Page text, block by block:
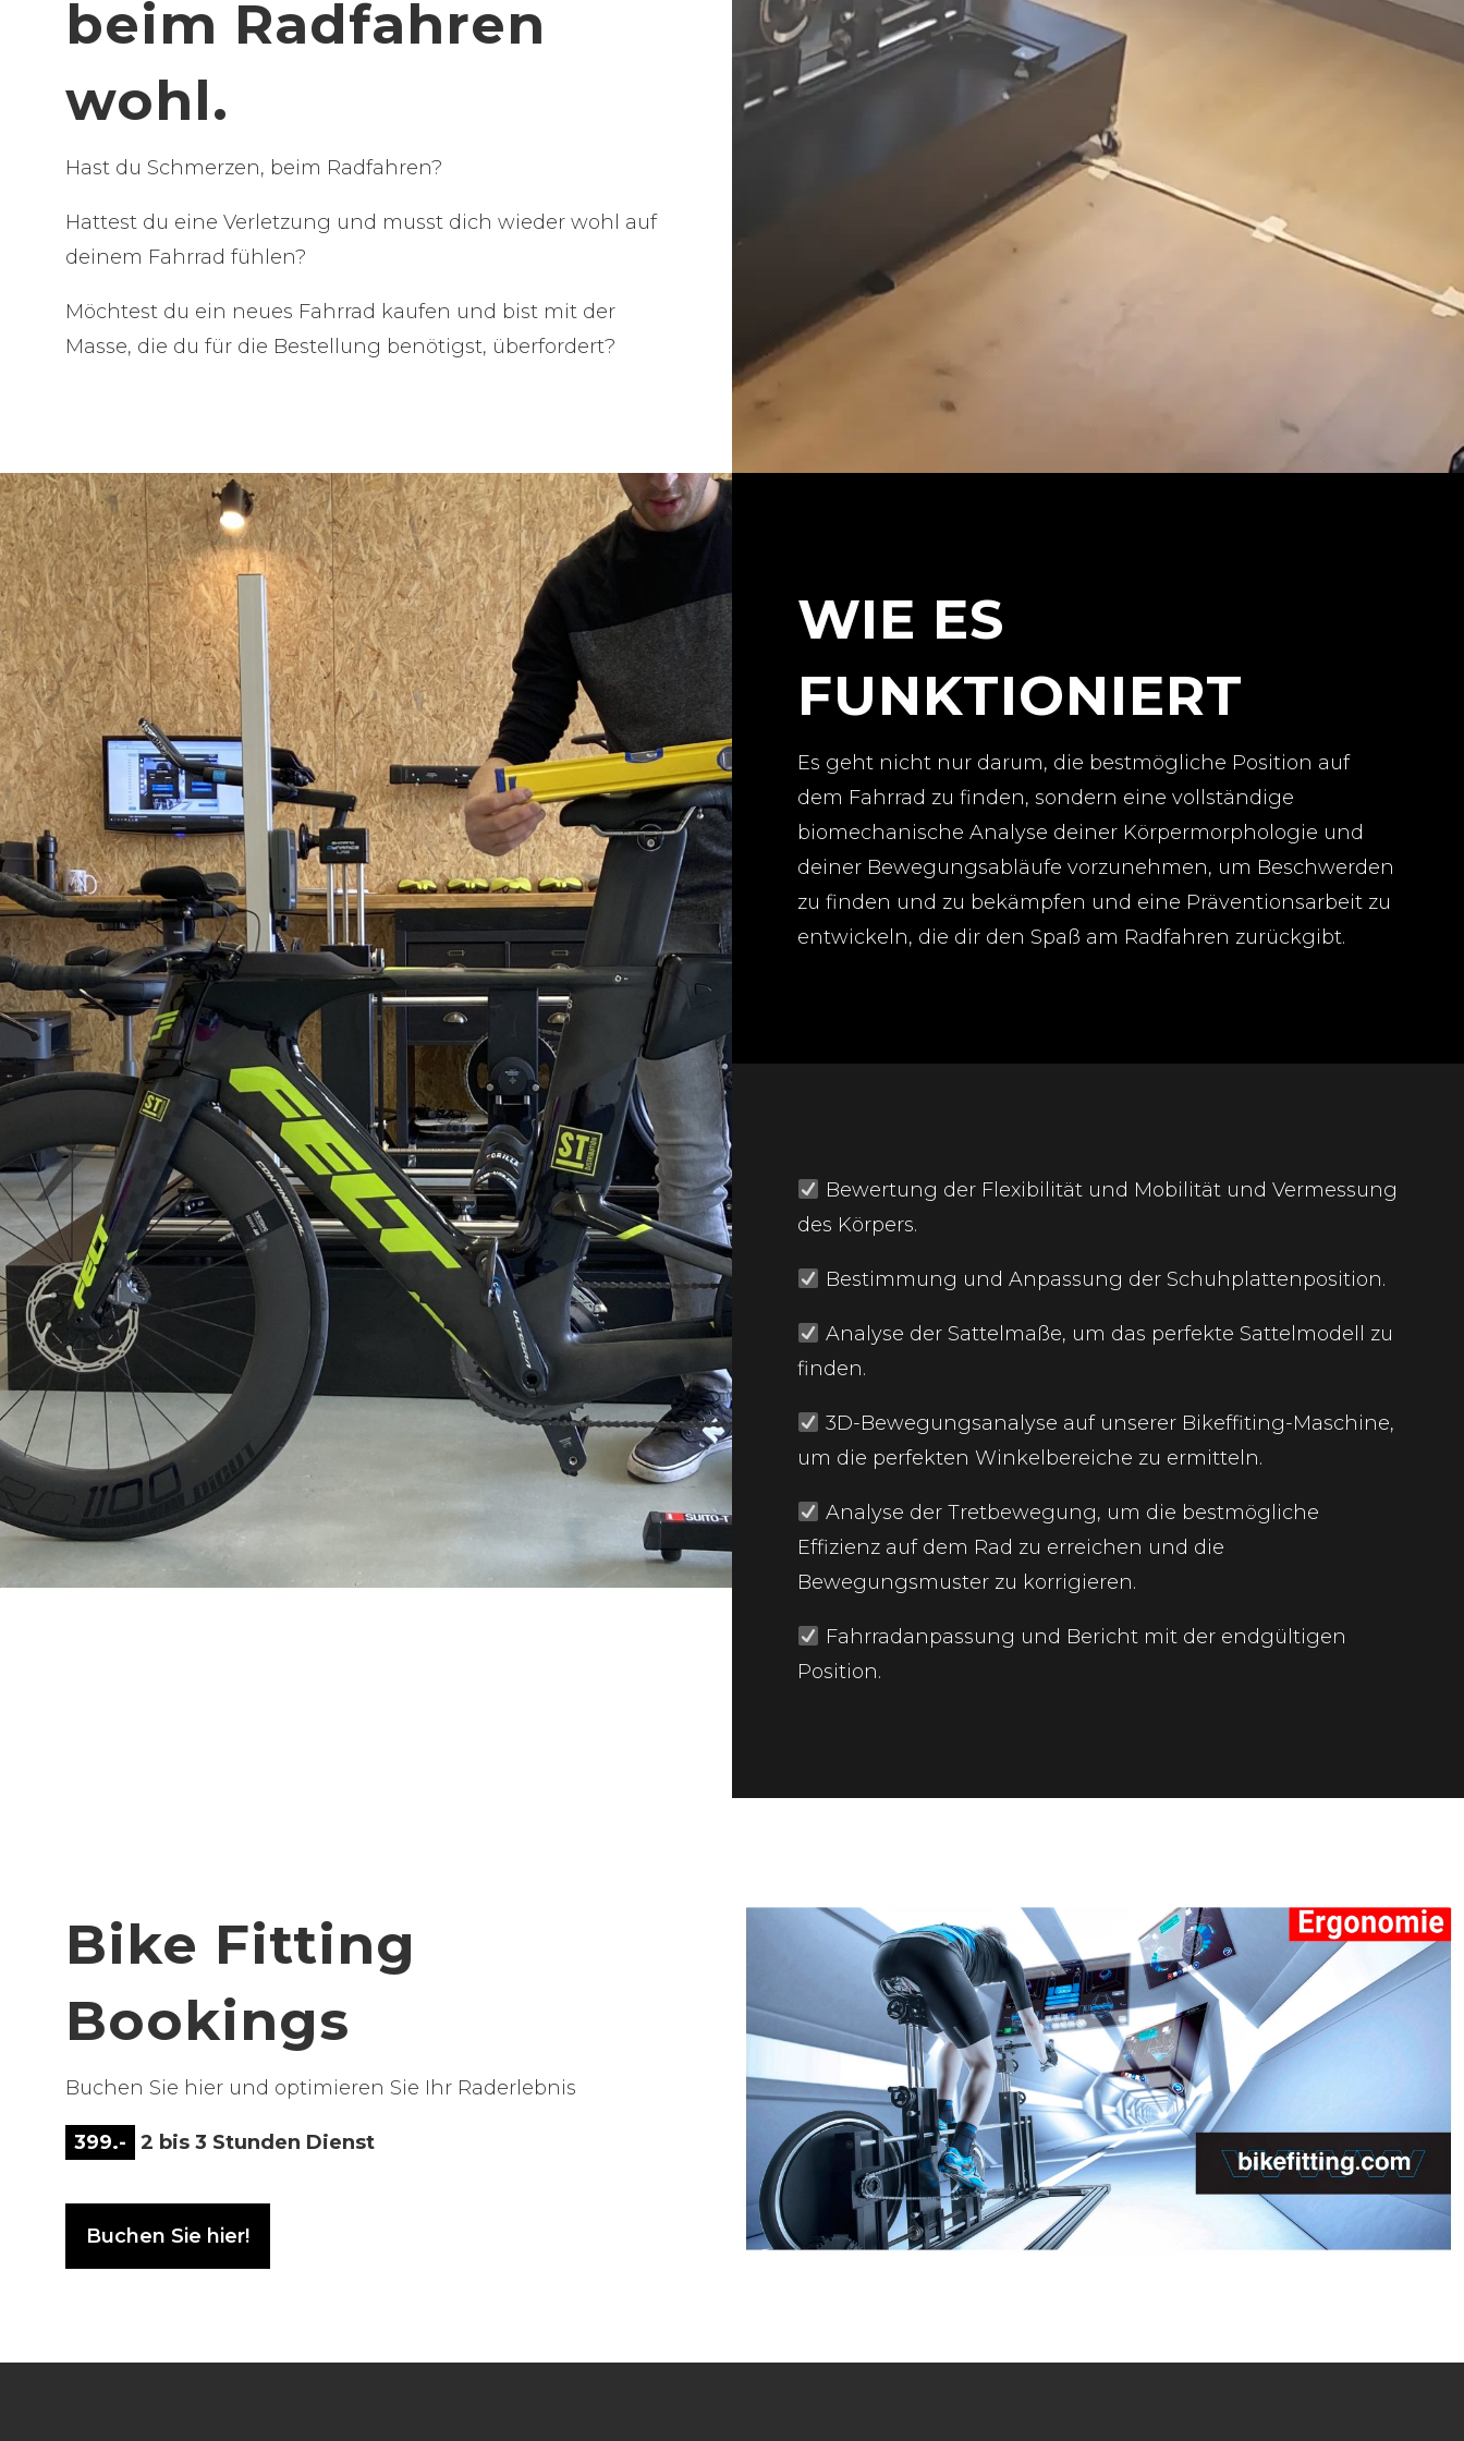
beim Radfahren
wohl.
Hast du Schmerzen, beim Radfahren?
Hattest du eine Verletzung und musst dich wieder wohl auf
deinem Fahrrad fühlen?
Möchtest du ein neues Fahrrad kaufen und bist mit der
Masse, die du für die Bestellung benötigst, überfordert?
WIE ES
FUNKTIONIERT
Es geht nicht nur darum, die bestmögliche Position auf
dem Fahrrad zu finden, sondern eine vollständige
biomechanische Analyse deiner Körpermorphologie und
deiner Bewegungsabläufe vorzunehmen, um Beschwerden
zu finden und zu bekämpfen und eine Präventionsarbeit zu
entwickeln, die dir den Spaß am Radfahren zurückgibt.
Bewertung der Flexibilität und Mobilität und Vermessung
des Körpers.
Bestimmung und Anpassung der Schuhplattenposition.
Analyse der Sattelmaße, um das perfekte Sattelmodell zu
finden.
3D-Bewegungsanalyse auf unserer Bikeffiting-Maschine,
um die perfekten Winkelbereiche zu ermitteln.
Analyse der Tretbewegung, um die bestmögliche
Effizienz auf dem Rad zu erreichen und die
Bewegungsmuster zu korrigieren.
Fahrradanpassung und Bericht mit der endgültigen
Position.
Bike Fitting
Bookings
Buchen Sie hier und optimieren Sie Ihr Raderlebnis
399.- 2 bis 3 Stunden Dienst
Buchen Sie hier!